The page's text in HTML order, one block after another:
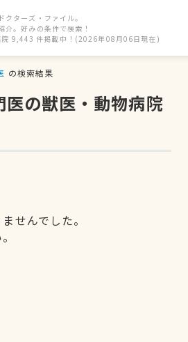
ターズ・ファイル。
介。好みの条件で検索！
院 9,443 件掲載中！(2026年08月06日現在)
の検索結果
の獣医・動物病院
せんでした。